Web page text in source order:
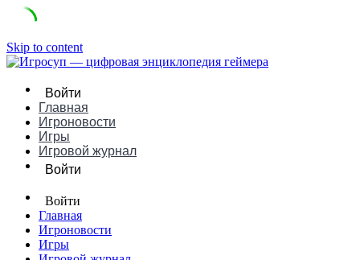
Skip to content
Войти
Главная
Игроновости
Игры
Игровой журнал
Войти
Войти
Главная
Игроновости
Игры